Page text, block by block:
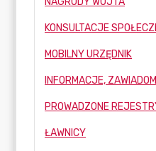
KONSULTACJE
MOBILNY URZĘDNIK
PROWADZONE
ŁAWNICY